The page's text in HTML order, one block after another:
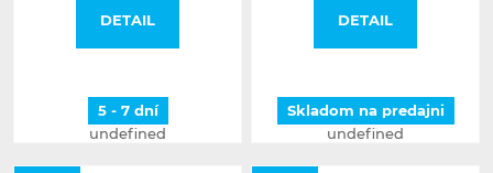
DETAIL
5 - 7 dní
undefined
DETAIL
Skladom na predajni
undefined